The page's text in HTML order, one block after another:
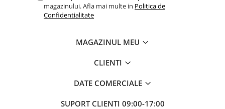
magazinului. Afla mai multe in Politica de
Confidentialitate
MAGAZINUL MEU
CLIENTI
DATE COMERCIALE
SUPORT CLIENTI 09:00-17:00